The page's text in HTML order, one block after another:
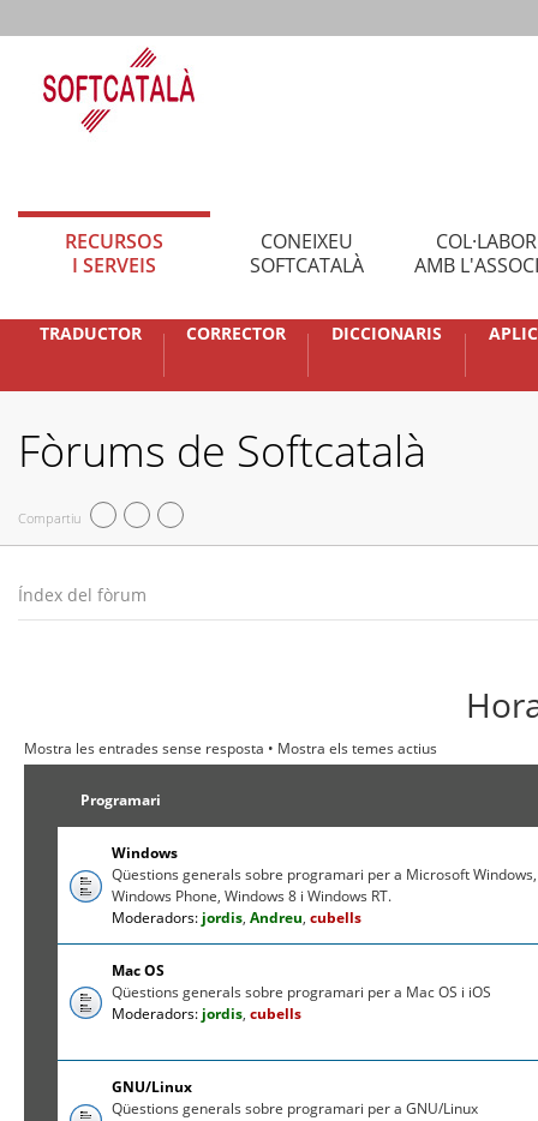
RECURSOS
I SERVEIS
CONEIXEU
SOFTCATALÀ
AMB
TRADUCTOR CORRECTOR DICCIONARIS
Fòrums de Softcatalà
Compartiu
Índex del fòrum
Mostra les entrades sense resposta • Mostra els temes actius
Programari
Windows
Qüestions generals sobre programari per a Microsoft Windows,
Windows Phone, Windows 8 i Windows RT.
Moderadors: jordis,Andreu,cubells
Mac OS
Qüestions generals sobre programari per a Mac OS i iOS
Moderadors: jordis,cubells
GNU/Linux
Qüestions generals sobre programari per a GNU/Linux